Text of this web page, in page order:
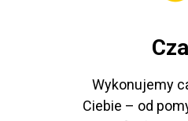
Wykonujemy
Ciebie – od